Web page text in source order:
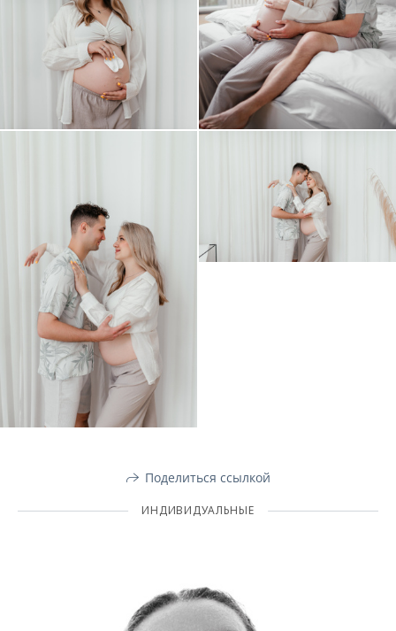
Поделиться ссылкой
ИНДИВИДУАЛЬНЫЕ